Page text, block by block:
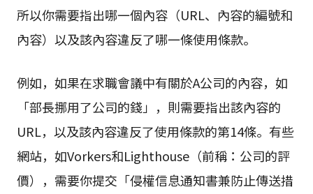
所以你需要指出哪一個內容（URL、內容的編號和
內容）以及該內容違反了哪一條使用條款。
例如，如果在求職會議中有關於A公司的內容，如
「部長挪用了公司的錢」，則需要指出該內容的
URL，以及該內容違反了使用條款的第14條。有些
網站，如Vorkers和Lighthouse（前稱：公司的評
價），需要你提交「侵權信息通知書兼防止傳送措